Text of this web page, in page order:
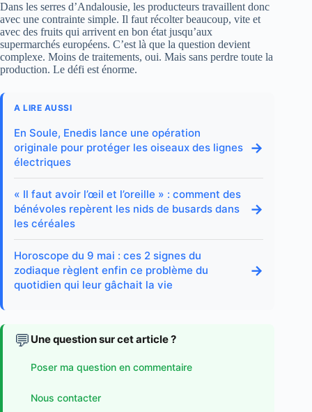
Dans les serres d’Andalousie, les producteurs travaillent donc
avec une contrainte simple. Il faut récolter beaucoup, vite et
avec des fruits qui arrivent en bon état jusqu’aux
supermarchés européens. C’est là que la question devient
complexe. Moins de traitements, oui. Mais sans perdre toute la
production. Le défi est énorme.
A LIRE AUSSI
En Soule, Enedis lance une opération
originale pour protéger les oiseaux des lignes
électriques
→
« Il faut avoir l’œil et l’oreille » : comment des
bénévoles repèrent les nids de busards dans
les céréales
→
Horoscope du 9 mai : ces 2 signes du
zodiaque règlent enfin ce problème du
quotidien qui leur gâchait la vie
→
💬 Une question sur cet article ?
Poser ma question en commentaire
Nous contacter